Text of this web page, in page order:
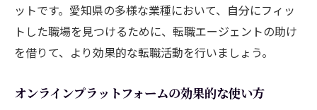
ットです。愛知県の多様な業種において、自分にフィッ
トした職場を見つけるために、転職エージェントの助け
を借りて、より効果的な転職活動を行いましょう。
オンラインプラットフォームの効果的な使い方